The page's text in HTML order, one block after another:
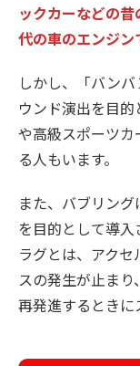
ックカーなどの
代の車のエンジ
しかし、「バン
ウンド演出を目
や高級スポーツ
る人もいます。
また、バブリン
を目的として導
ラグとは、アク
スの発生が止まり
再発進するときに